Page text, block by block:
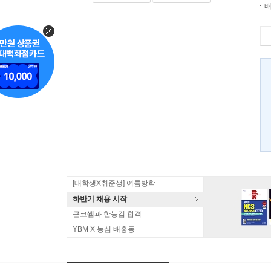
[대학생X취준생] 여름방학
하반기 채용 시작
큰코쌤과 한능검 합격
YBM X 농심 배홍동